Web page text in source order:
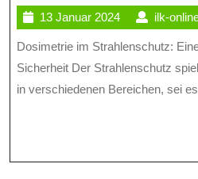
13 Januar 202413
Januar
2024
ilk-
Dosimetrie im Strahlenschutz: Eine wichtige Maßnahme zur
Sicherheit Der Strahlenschutz
in verschiedenen Bereichen, sei